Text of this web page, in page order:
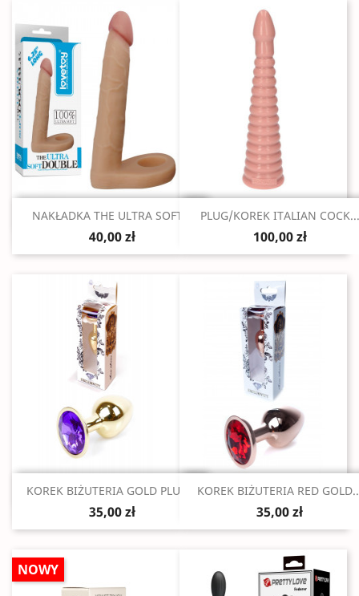
Szybki podgląd
NAKŁADKA THE ULTRA SOFT...
40,00 zł
Szybki podgląd
PLUG/KOREK ITALIAN COCK...
100,00 zł
Szybki podgląd
KOREK BIŻUTERIA GOLD PLUG...
35,00 zł
Szybki podgląd
KOREK BIŻUTERIA RED
35,00 zł
NOWY